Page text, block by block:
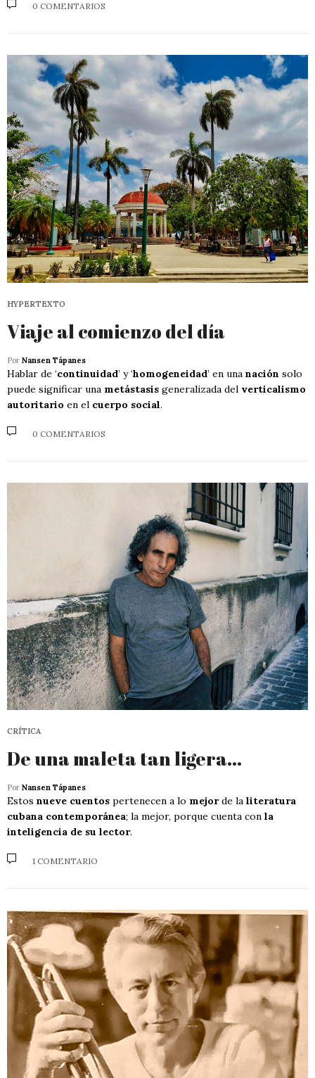
0 COMENTARIOS
HYPERTEXTO
Viaje al comienzo del día
Por Nansen Tápanes
Hablar de ‘continuidad’ y ‘homogeneidad’ en una nación solo
puede significar una metástasis generalizada del verticalismo
autoritario en el cuerpo social.
0 COMENTARIOS
CRÍTICA
De una maleta tan ligera…
Por Nansen Tápanes
Estos nueve cuentos pertenecen a lo mejorde la literatura
cubana contemporánea; la mejor, porque cuenta con la
inteligencia de su lector.
1 COMENTARIO